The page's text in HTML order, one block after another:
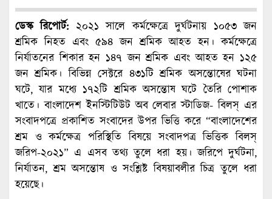
ডেস্ক রিপোর্ট: ২০২১ সালে কর্মক্ষেত্রে দুর্ঘটনায় ১০৫৩ জন
শ্রমিক নিহত এবং ৫৯৪ জন শ্রমিক আহত হন। কর্মক্ষেত্রে
নির্যাতনের শিকার হন ১৪৭ জন শ্রমিক এবং আহত হন ১২৫
জন শ্রমিক। বিভিন্ন সেক্টরে ৪৩১টি শ্রমিক অসন্তোষের ঘটনা
ঘটে, যার মধ্যে ১৭২টি শ্রমিক অসন্তোষ ঘটে তৈরি পোশাক
খাতে। বাংলাদেশ ইনস্টিটিউট অব লেবার স্টাডিজ- বিলস্ এর
সংবাদপত্রে প্রকাশিত সংবাদের উপর ভিত্তি করে “বাংলাদেশের
শ্রম ও কর্মক্ষেত্র পরিস্থিতি বিষয়ে সংবাদপত্র ভিত্তিক বিলস্
জরিপ-২০২১” এ এসব তথ্য তুলে ধরা হয়। জরিপে দুর্ঘটনা,
নির্যাতন, শ্রম অসন্তোষ ও সংশ্লিষ্ট বিষয়াবলীর চিত্র তুলে ধরা
হয়েছে।